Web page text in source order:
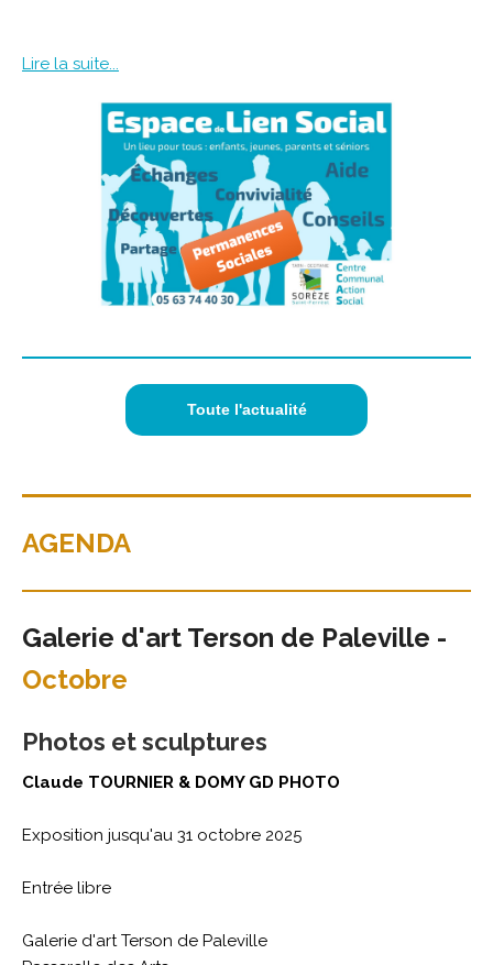
Lire la suite...
Toute l'actualité
AGENDA
Galerie d'art Terson de Paleville -
Octobre
Photos et sculptures
Claude TOURNIER & DOMY GD PHOTO
Exposition jusqu'au 31 octobre 2025
Entrée libre
Galerie d'art Terson de Paleville